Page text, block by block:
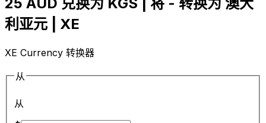
利亚元 | XE
XE Currency 转换器
从
从